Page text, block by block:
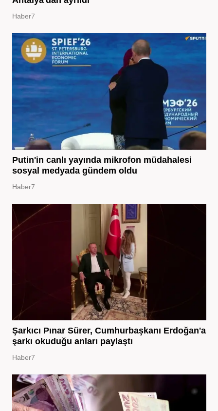
Haber7
Putin'in canlı yayında mikrofon müdahalesi
sosyal medyada gündem oldu
Haber7
Şarkıcı Pınar Sürer, Cumhurbaşkanı Erdoğan'a
şarkı okuduğu anları paylaştı
Haber7